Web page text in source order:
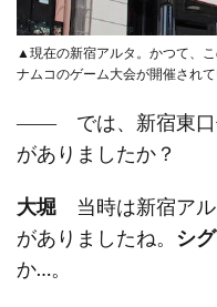
▲現在の新宿アルタ。かつて、
ナムコのゲーム大会が開催され
―― では、新宿東口
がありましたか？
大堀 当時は新宿ア
がありましたね。 シ
か…。